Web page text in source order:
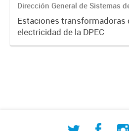
Dirección General de Sistemas
Información Geográfica
Estaciones transformadoras
electricidad de la DPEC